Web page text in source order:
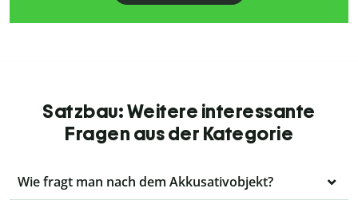
Satzbau: Weitere interessante
Fragen aus der Kategorie
Wie fragt man nach dem Akkusativobjekt?